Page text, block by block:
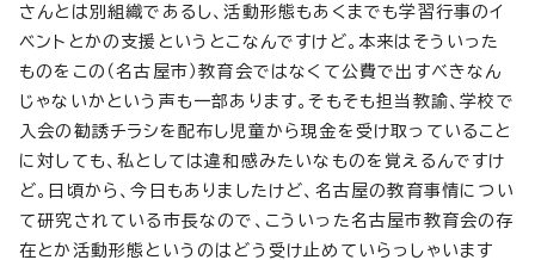
さんとは別組織であるし、活動形態もあくまでも学習行事のイ
ベントとかの支援というとこなんですけど。本来はそういった
ものをこの（名古屋市）教育会ではなくて公費で出すべきなん
じゃないかという声も一部あります。そもそも担当教諭、学校で
入会の勧誘チラシを配布し児童から現金を受け取っていること
に対しても、私としては違和感みたいなものを覚えるんですけ
ど。日頃から、今日もありましたけど、名古屋の教育事情につい
て研究されている市長なので、こういった名古屋市教育会の存
在とか活動形態というのはどう受け止めていらっしゃいます